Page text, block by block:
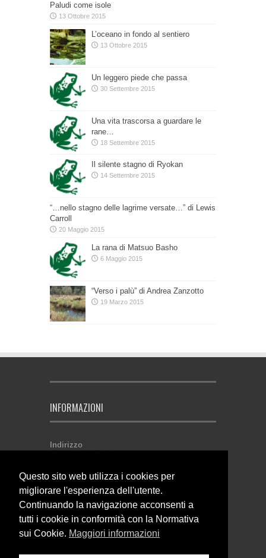
Paludi come isole
13 Ottobre 2015
L’oceano in fondo al sentiero
13 Ottobre 2015
Un leggero piede che passa
30 Settembre 2015
Una vita trascorsa a guardare le
rane…
18 Settembre 2015
Il silente stagno di Ryokan
14 Settembre 2015
“…nello stagno delle lagrime versate…” di Lewis
Carroll
20 Maggio 2015
La rana di Matsuo Basho
6 Maggio 2015
“Verso i palù” di Andrea Zanzotto
19 Marzo 2015
INFORMAZIONI
Indirizzo
38054 Tonadico (TN) - Italia
P. IVA 02146500224
Come contattarci
Email: affarigenerali@primiero.tn.it
Telefono: 0439.64641
Fax: 0439.62372
Questo sito web utilizza i cookies per
migliorare l'esperienza dell'utente.
Continuando la navigazione acconsenti a
tutti i cookie in conformità con la Normativa
sui Cookie. Maggiori informazioni